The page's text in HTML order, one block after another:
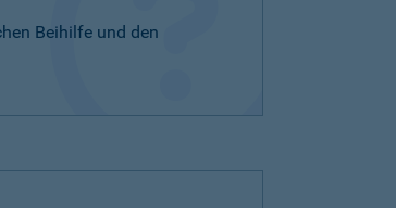
Beihilfe und den